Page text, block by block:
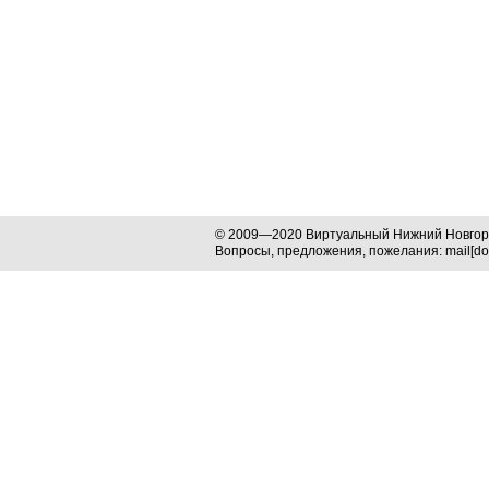
© 2009—2020 Виртуальный Нижний
Вопросы, предложения, пожелания: